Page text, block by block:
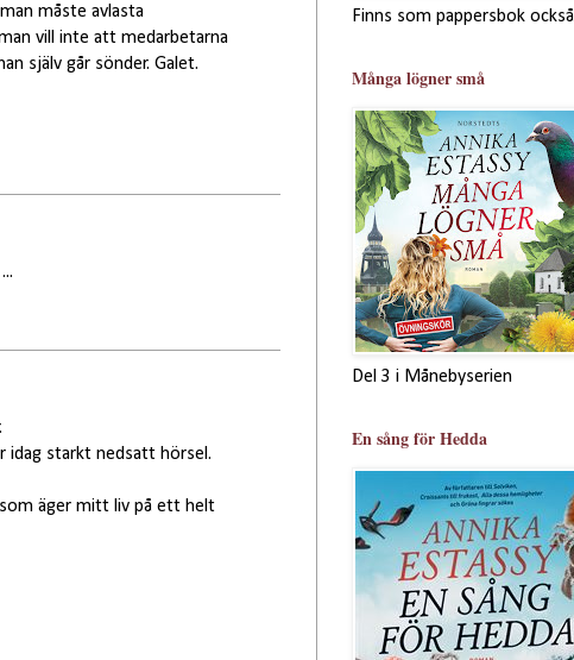
måste avlasta
vill inte att medarbetarna
själv går sönder. Galet.
idag starkt nedsatt hörsel.
äger mitt liv på ett helt
Finns som pappersbok också
Många lögner små
Del 3 i Månebyserien
En sång för Hedda